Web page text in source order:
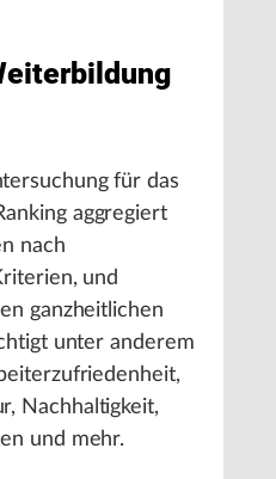
für das
aggregiert
nach
und
ganzheitlichen
unter anderem
Nachhaltigkeit,
und mehr.